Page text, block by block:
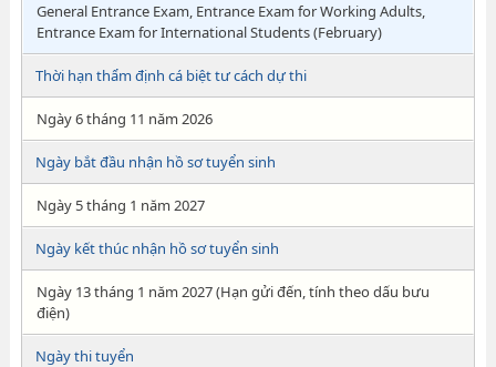
General Entrance Exam, Entrance Exam for Working Adults,
Entrance Exam for International Students (February)
Thời hạn thẩm định cá biệt tư cách dự thi
Ngày 6 tháng 11 năm 2026
Ngày bắt đầu nhận hồ sơ tuyển sinh
Ngày 5 tháng 1 năm 2027
Ngày kết thúc nhận hồ sơ tuyển sinh
Ngày 13 tháng 1 năm 2027 (Hạn gửi đến, tính theo dấu bưu
điện)
Ngày thi tuyển